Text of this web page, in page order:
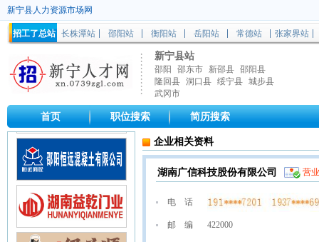
新宁县人力资源市场网
招工了总站 长株潭站 邵阳站 衡阳站 岳阳站 常德站 张家界站
新宁县站
邵阳 邵东市 新邵县 邵阳县
隆回县 洞口县 绥宁县 城步县
武冈市
首页 职位搜索 简历搜索
企业相关资料
湖南广信科技股份有限公司 营
电 话
邮 编 422000